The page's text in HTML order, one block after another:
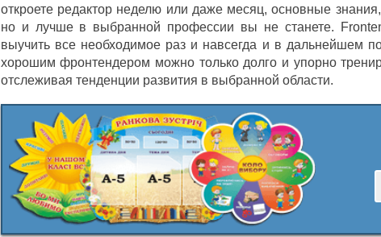
откроете редактор неделю или даже месяц, основные
но и лучше в выбранной профессии вы не станете.
выучить все необходимое раз и навсегда и в дальнейшем
хорошим фронтендером можно только долго и упорно
отслеживая тенденции развития в выбранной области.